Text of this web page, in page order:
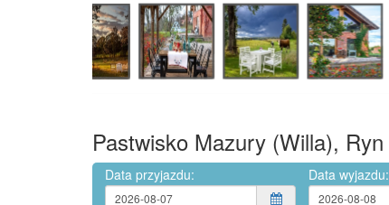
Pastwisko Mazury (Willa), Ryn
Data przyjazdu: Data wyjazdu: